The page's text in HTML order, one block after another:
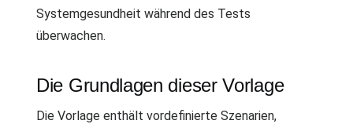
Systemgesundheit während des Tests
überwachen.
Die Grundlagen dieser Vorlage
Die Vorlage enthält vordefinierte Szenarien,